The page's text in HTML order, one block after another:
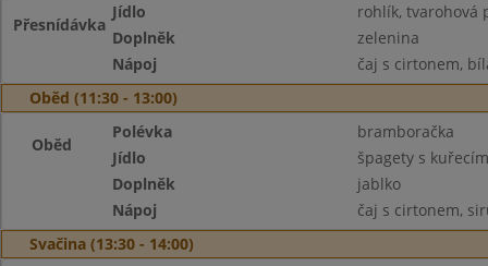
Přesnídávka
Jídlo
rohlík, tvarohová
Doplněk
zelenina
Nápoj
čaj s cirtonem,
Oběd (11:30 - 13:00)
Oběd
Polévka
bramboračka
Jídlo
špagety s
Doplněk
jablko
Nápoj
čaj s cirtonem,
Svačina (13:30 - 14:00)